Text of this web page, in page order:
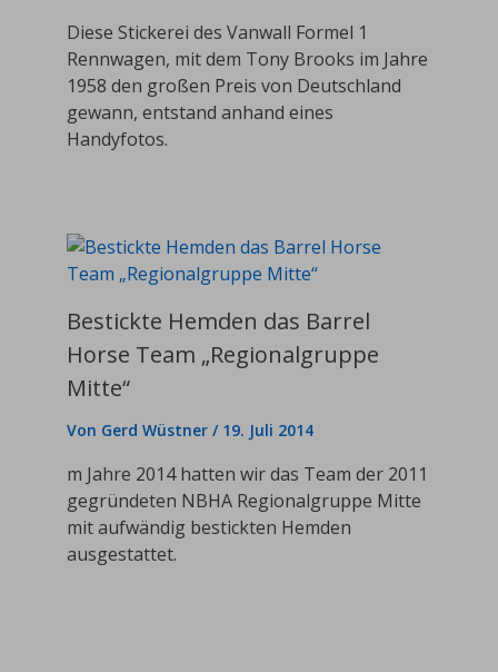
Diese Stickerei des Vanwall Formel 1
Rennwagen, mit dem Tony Brooks im Jahre
1958 den großen Preis von Deutschland
gewann, entstand anhand eines
Handyfotos.
Bestickte Hemden das Barrel
Horse Team „Regionalgruppe
Mitte“
Von Gerd Wüstner / 19. Juli 2014
m Jahre 2014 hatten wir das Team der 2011
gegründeten NBHA Regionalgruppe Mitte
mit aufwändig bestickten Hemden
ausgestattet.